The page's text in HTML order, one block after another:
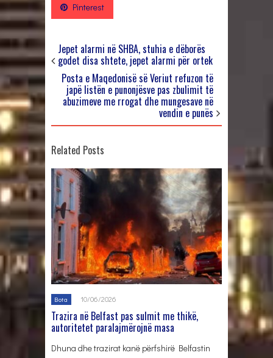
Pinterest
Jepet alarmi në SHBA, stuhia e dëborës
godet disa shtete, jepet alarmi për ortek
Posta e Maqedonisë së Veriut refuzon të
japë listën e punonjësve pas zbulimit të
abuzimeve me rrogat dhe mungesave në
vendin e punës
Related Posts
Bota 10/06/2026
Trazira në Belfast pas sulmit me thikë,
autoritetet paralajmërojnë masa
Dhuna dhe trazirat kanë përfshirë Belfastin